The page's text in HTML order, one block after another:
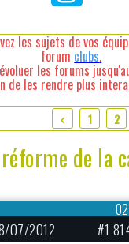
les sujets de vos
forum clubs.
les forums
de les rendre plus
1 2
de la
07/2012 #1